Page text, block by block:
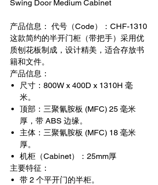
Swing Door Medium Cabinet
产品信息： 代号（Code）：CHF-1310
这款简约的半开门柜（带把手）采用优
质刨花板制成，设计精美，适合存放书
籍和文件。
产品信息：
尺寸： 800W x 400D x 1310H 毫
米。
顶部： 三聚氰胺板 (MFC) 25 毫米
厚，​​带 ABS 边缘。
主体： 三聚氰胺板 (MFC) 18 毫米
厚。
机柜（Cabinet）： 25mm厚
主要特征：
带 2 个平开门的半柜。